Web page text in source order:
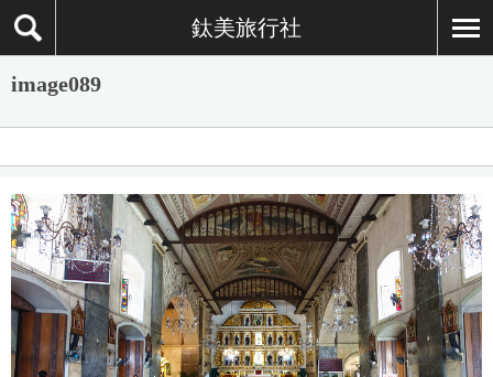
鈦美旅行社
image089